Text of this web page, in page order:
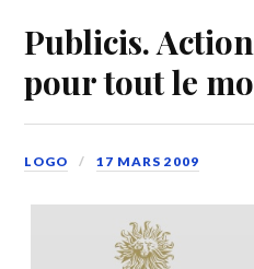
Publicis.
pour tout le
LOGO 17 MARS 2009